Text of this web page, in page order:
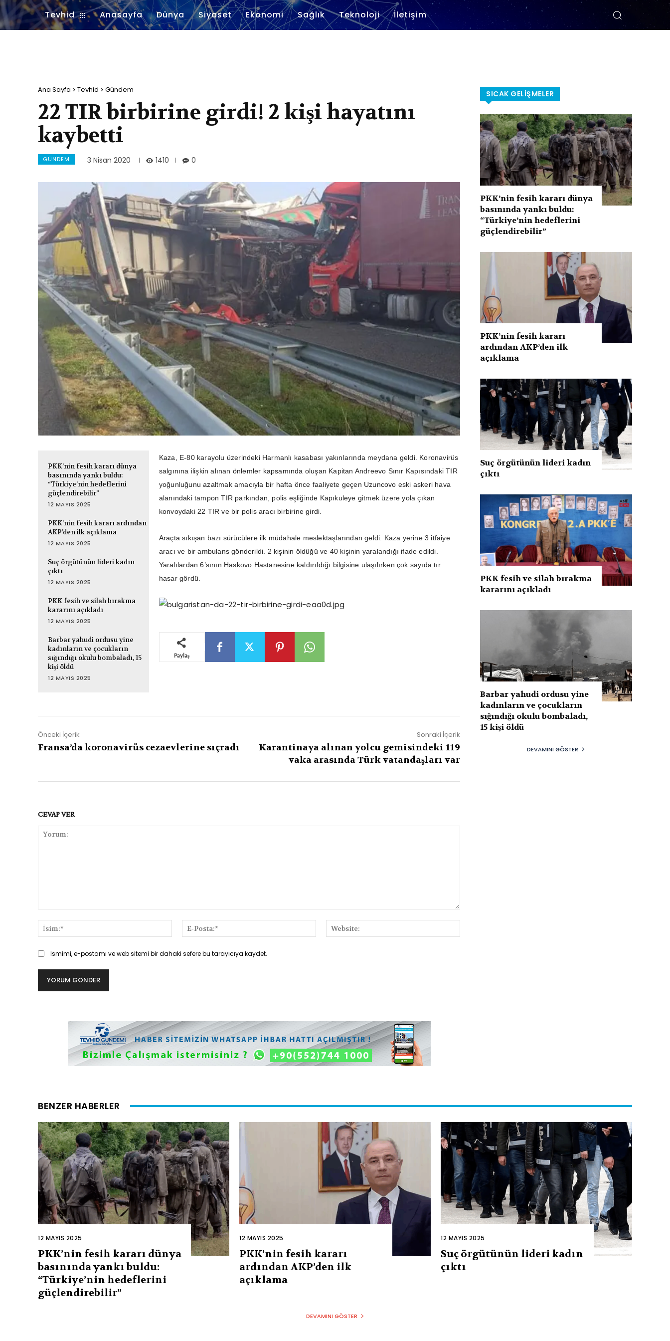
Tevhid Anasayfa Dünya Siyaset Ekonomi Sağlık Teknoloji İletişim
Ana Sayfa Tevhid Gündem
22 TIR birbirine girdi! 2 kişi hayatını
kaybetti
GÜNDEM 3 Nisan 2020 1410 0
PKK’nin fesih kararı dünya
basınında yankı buldu:
“Türkiye’nin hedeflerini
güçlendirebilir”
12 MAYIS 2025
PKK’nin fesih kararı ardından
AKP’den ilk açıklama
12 MAYIS 2025
Suç örgütünün lideri kadın
çıktı
12 MAYIS 2025
PKK fesih ve silah bırakma
kararını açıkladı
12 MAYIS 2025
Barbar yahudi ordusu yine
kadınların ve çocukların
sığındığı okulu bombaladı, 15
kişi öldü
12 MAYIS 2025
Kaza, E-80 karayolu üzerindeki Harmanlı kasabası yakınlarında meydana geldi. Koronavirüs
salgınına ilişkin alınan önlemler kapsamında oluşan Kapitan Andreevo Sınır Kapısındaki TIR
yoğunluğunu azaltmak amacıyla bir hafta önce faaliyete geçen Uzuncovo eski askeri hava
alanındaki tampon TIR parkından, polis eşliğinde Kapıkuleye gitmek üzere yola çıkan
konvoydaki 22 TIR ve bir polis aracı birbirine girdi.
Araçta sıkışan bazı sürücülere ilk müdahale meslektaşlarından geldi. Kaza yerine 3 itfaiye
aracı ve bir ambulans gönderildi. 2 kişinin öldüğü ve 40 kişinin yaralandığı ifade edildi.
Yaralılardan 6’sının Haskovo Hastanesine kaldırıldığı bilgisine ulaşılırken çok sayıda tır
hasar gördü.
Paylaş
Önceki İçerik
Fransa’da koronavirüs cezaevlerine sıçradı
Sonraki İçerik
Karantinaya alınan yolcu gemisindeki 119
vaka arasında Türk vatandaşları var
CEVAP VER
İsim:*
Posta:*
Ismimi, e-postamı ve web sitemi bir dahaki sefere bu tarayıcıya kaydet.
SICAK GELIŞMELER
PKK’nin fesih kararı dünya
basınında yankı buldu:
“Türkiye’nin hedeflerini
güçlendirebilir”
PKK’nin fesih kararı
ardından AKP’den ilk
açıklama
Suç örgütünün lideri kadın
çıktı
PKK fesih ve silah bırakma
kararını açıkladı
Barbar yahudi ordusu yine
kadınların ve çocukların
sığındığı okulu bombaladı,
15 kişi öldü
DEVAMINI GÖSTER
BENZER HABERLER
12 MAYIS 2025
PKK’nin fesih kararı dünya
basınında yankı buldu:
“Türkiye’nin hedeflerini
güçlendirebilir”
12 MAYIS 2025
PKK’nin fesih kararı
ardından AKP’den ilk
açıklama
12 MAYIS 2025
Suç örgütünün lideri kadın
çıktı
DEVAMINI GÖSTER